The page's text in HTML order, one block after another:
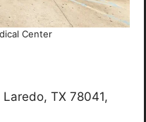
Center
TX 78041,